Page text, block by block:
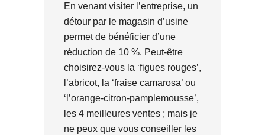
En venant visiter l’entreprise, un
détour par le magasin d’usine
permet de bénéficier d’une
réduction de 10 %. Peut-être
choisirez-vous la ‘figues rouges’,
l’abricot, la ‘fraise camarosa’ ou
‘l’orange-citron-pamplemousse’,
les 4 meilleures ventes ; mais je
ne peux que vous conseiller les